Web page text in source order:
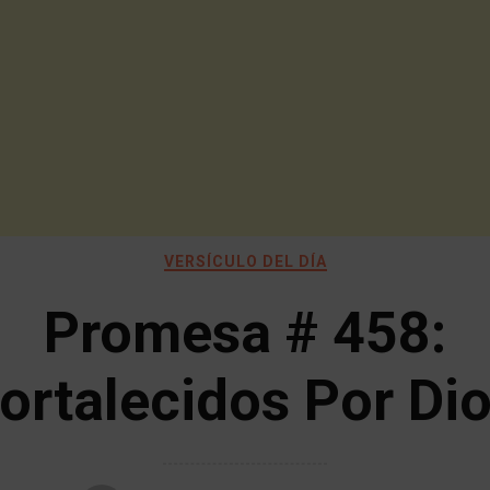
VERSÍCULO DEL DÍA
Promesa # 458:
Por